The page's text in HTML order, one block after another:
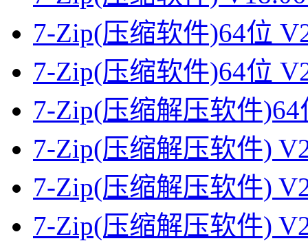
7-Zip(压缩软件)64位
7-Zip(压缩软件)64位
7-Zip(压缩解压软件
7-Zip(压缩解压软件)
7-Zip(压缩解压软件)
7-Zip(压缩解压软件)